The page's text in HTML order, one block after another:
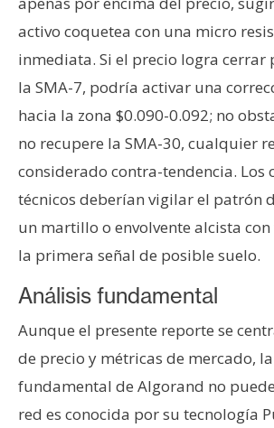
activo coquetea con una micro
inmediata. Si el precio logra cerrar
la SMA-7, podría activar una
hacia la zona $0.090-0.092; no
no recupere la SMA-30, cualquier
considerado contra-tendencia. Los
técnicos deberían vigilar el patrón
un martillo o envolvente alcista
la primera señal de posible suelo.
Análisis fundamental
Aunque el presente reporte se
de precio y métricas de mercado,
fundamental de Algorand no
red es conocida por su tecnología